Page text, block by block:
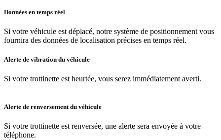
Données en temps réel
Si votre véhicule est déplacé, notre système de positionnement vous
fournira des données de localisation précises en temps réel.
Alerte de vibration du véhicule
Si votre trottinette est heurtée, vous serez immédiatement averti.
Alerte de renversement du véhicule
Si votre trottinette est renversée, une alerte sera envoyée à votre
téléphone.